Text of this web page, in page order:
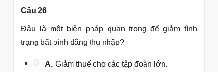
Câu 26
Đâu là một biện pháp quan trọng để giảm tình
trạng bất bình đẳng thu nhập?
A. Giảm thuế cho các tập đoàn lớn.